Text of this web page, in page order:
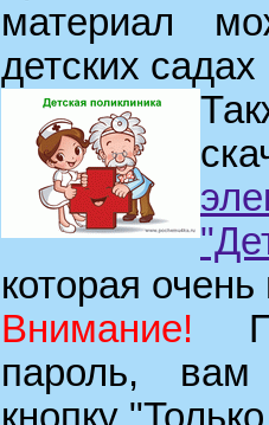
материал
детских
которая
Внимание!
пароль, вам